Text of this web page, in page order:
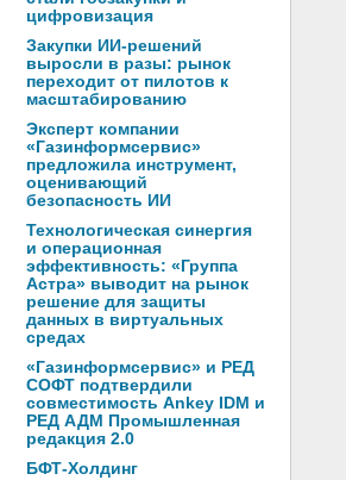
цифровизация
Закупки ИИ-решений
выросли в разы: рынок
переходит от пилотов к
масштабированию
Эксперт компании
«Газинформсервис»
предложила инструмент,
оценивающий
безопасность ИИ
Технологическая синергия
и операционная
эффективность: «Группа
Астра» выводит на рынок
решение для защиты
данных в виртуальных
средах
«Газинформсервис» и РЕД
СОФТ подтвердили
совместимость Ankey IDM и
РЕД АДМ Промышленная
редакция 2.0
БФТ-Холдинг